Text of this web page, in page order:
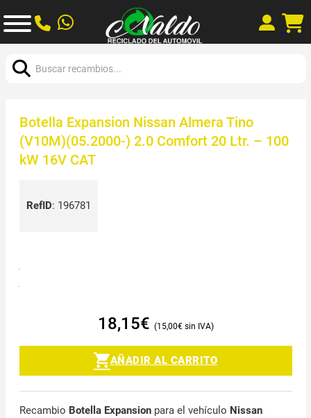
Botella Expansion Nissan Almera Tino
(V10M)(05.2000-) 2.0 Comfort 20 Ltr. – 100
kW 16V CAT
RefID: 196781
18,15€ 15,00€
AÑADIR AL CARRITO
Recambio Botella Expansionpara el vehículo Nissan